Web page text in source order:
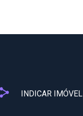
INDICAR IMÓVEL